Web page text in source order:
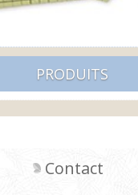
PRODUITS
Contact